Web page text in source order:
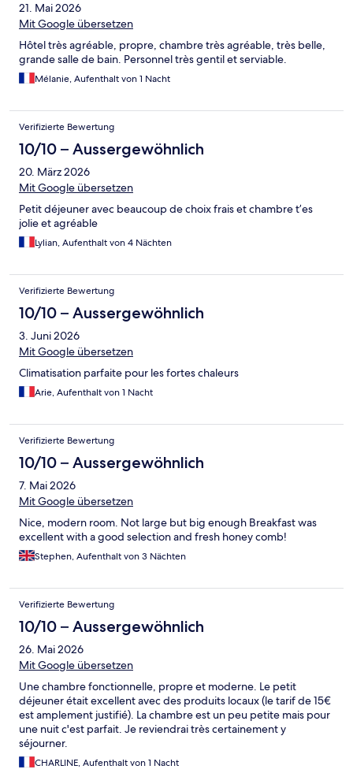
21. Mai 2026
Mit Google übersetzen
Hôtel très agréable, propre, chambre très agréable, très belle,
grande salle de bain. Personnel très gentil et serviable.
Mélanie, Aufenthalt von 1 Nacht
Verifizierte Bewertung
10/10 – Aussergewöhnlich
20. März 2026
Mit Google übersetzen
Petit déjeuner avec beaucoup de choix frais et chambre t’es
jolie et agréable
Lylian, Aufenthalt von 4 Nächten
Verifizierte Bewertung
10/10 – Aussergewöhnlich
3. Juni 2026
Mit Google übersetzen
Climatisation parfaite pour les fortes chaleurs
Arie, Aufenthalt von 1 Nacht
Verifizierte Bewertung
10/10 – Aussergewöhnlich
7. Mai 2026
Mit Google übersetzen
Nice, modern room. Not large but big enough Breakfast was
excellent with a good selection and fresh honey comb!
Stephen, Aufenthalt von 3 Nächten
Verifizierte Bewertung
10/10 – Aussergewöhnlich
26. Mai 2026
Mit Google übersetzen
Une chambre fonctionnelle, propre et moderne. Le petit
déjeuner était excellent avec des produits locaux (le tarif de 15€
est amplement justifié). La chambre est un peu petite mais pour
une nuit c'est parfait. Je reviendrai très certainement y
séjourner.
CHARLINE, Aufenthalt von 1 Nacht